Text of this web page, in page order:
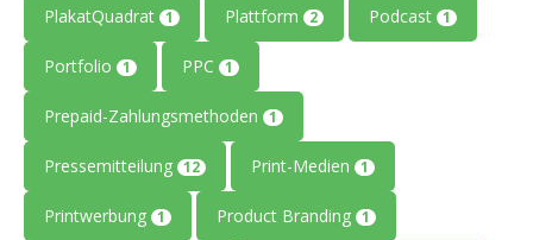
PlakatQuadrat 1 Plattform 2 Podcast 1
Portfolio 1 PPC 1
Prepaid-Zahlungsmethoden 1
Pressemitteilung 12 Print-Medien 1
Printwerbung 1 Product Branding 1